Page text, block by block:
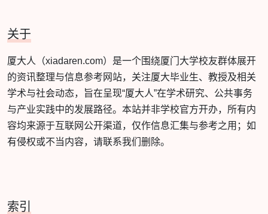
关于
厦大人（xiadaren.com）是一个围绕厦门大学校友群体展开
的资讯整理与信息参考网站，关注厦大毕业生、教授及相关
学术与社会动态，旨在呈现“厦大人”在学术研究、公共事务
与产业实践中的发展路径。本站并非学校官方开办，所有内
容均来源于互联网公开渠道，仅作信息汇集与参考之用；如
有侵权或不当内容，请联系我们删除。
索引